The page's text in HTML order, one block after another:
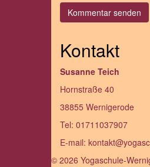
Kontakt
Susanne Teich
Hornstraße 40
38855 Wernigerode
Tel: 01711037907
E-mail:
© 2026 Yogaschule-